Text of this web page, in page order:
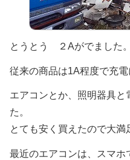
とうとう ２Aがでました。
従来の商品は1A程度で充電
エアコンとか、照明器具と
た。
とても安く買えたので大満
最近のエアコンは、スマホ